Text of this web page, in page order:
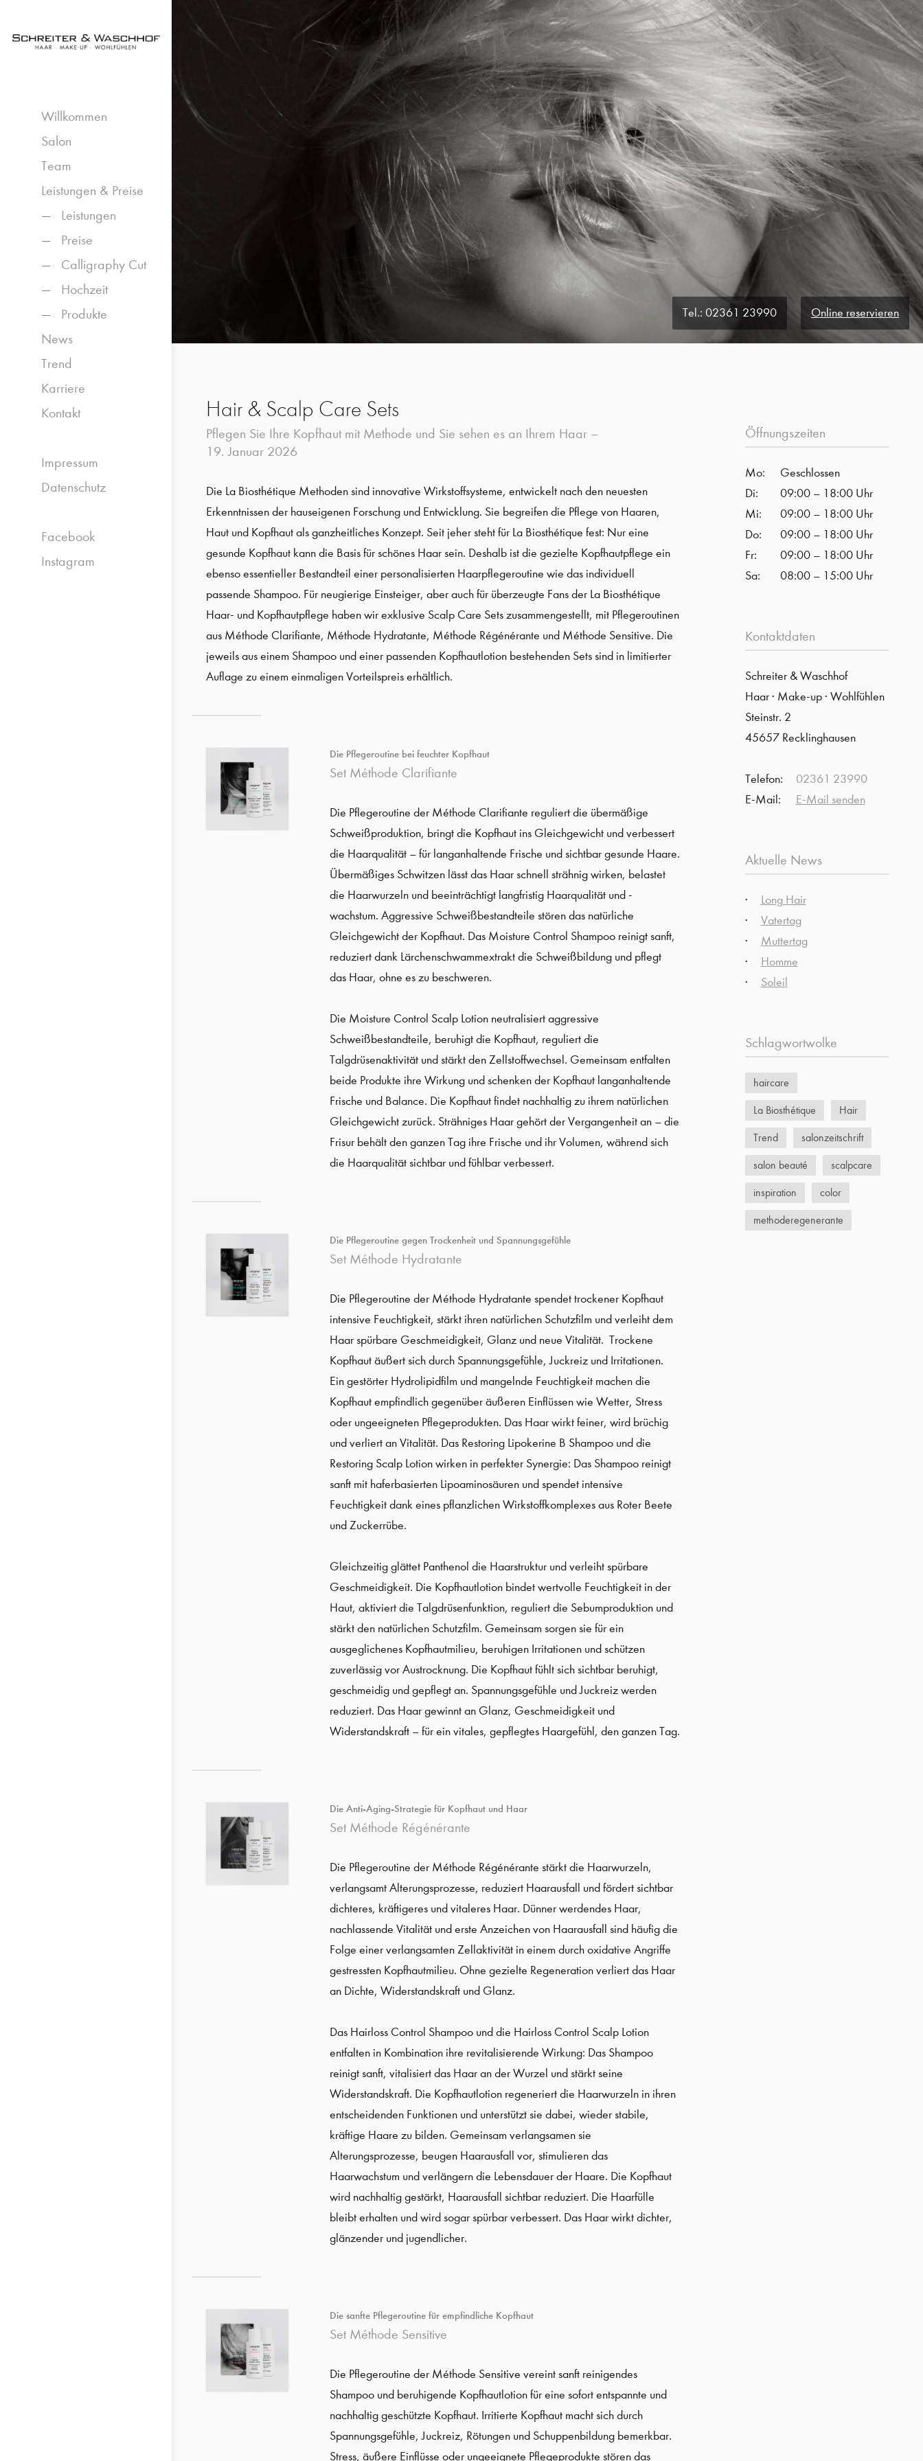
Willkommen
Salon
Team
Leistungen & Preise
Leistungen
Preise
Calligraphy Cut
Hochzeit
Produkte
News
Trend
Karriere
Kontakt
Impressum
Datenschutz
Facebook
Instagram
Tel.: 02361 23990 Online reservieren
Öffnungszeiten
Mo:
Geschlossen
Di:
09:00 – 18:00 Uhr
Mi:
09:00 – 18:00 Uhr
Do:
09:00 – 18:00 Uhr
Fr:
09:00 – 18:00 Uhr
Sa:
08:00 – 15:00 Uhr
Kontaktdaten
Schreiter & Waschhof
Haar · Make-up · Wohlfühlen
Steinstr. 2
45657 Recklinghausen
Telefon:
02361 23990
E-Mail:
E-Mail senden
Aktuelle News
Long Hair
Vatertag
Muttertag
Homme
Soleil
Schlagwortwolke
haircare
La Biosthétique Hair
Trend salonzeitschrift
salon beauté scalpcare
inspiration color
methoderegenerante
Hair & Scalp Care Sets
Pflegen Sie Ihre Kopfhaut mit Methode und Sie sehen es an Ihrem Haar –
19. Januar 2026
Die La Biosthétique Methoden sind innovative Wirkstoffsysteme, entwickelt nach den neuesten
Erkenntnissen der hauseigenen Forschung und Entwicklung. Sie begreifen die Pflege von Haaren,
Haut und Kopfhaut als ganzheitliches Konzept. Seit jeher steht für La Biosthétique fest: Nur eine
gesunde Kopfhaut kann die Basis für schönes Haar sein. Deshalb ist die gezielte Kopfhautpflege ein
ebenso essentieller Bestandteil einer personalisierten Haarpflegeroutine wie das individuell
passende Shampoo. Für neugierige Einsteiger, aber auch für überzeugte Fans der La Biosthétique
Haar- und Kopfhautpflege haben wir exklusive Scalp Care Sets zusammengestellt, mit Pflegeroutinen
aus Méthode Clarifiante, Méthode Hydratante, Méthode Régénérante und Méthode Sensitive. Die
jeweils aus einem Shampoo und einer passenden Kopfhautlotion bestehenden Sets sind in limitierter
Auflage zu einem einmaligen Vorteilspreis erhältlich.
Die Pflegeroutine bei feuchter Kopfhaut
Set Méthode Clarifiante
Die Pflegeroutine der Méthode Clarifiante reguliert die übermäßige
Schweißproduktion, bringt die Kopfhaut ins Gleichgewicht und verbessert
die Haarqualität – für langanhaltende Frische und sichtbar gesunde Haare.
Übermäßiges Schwitzen lässt das Haar schnell strähnig wirken, belastet
die Haarwurzeln und beeinträchtigt langfristig Haarqualität und -
wachstum. Aggressive Schweißbestandteile stören das natürliche
Gleichgewicht der Kopfhaut. Das Moisture Control Shampoo reinigt sanft,
reduziert dank Lärchenschwammextrakt die Schweißbildung und pflegt
das Haar, ohne es zu beschweren.
Die Moisture Control Scalp Lotion neutralisiert aggressive
Schweißbestandteile, beruhigt die Kopfhaut, reguliert die
Talgdrüsenaktivität und stärkt den Zellstoffwechsel. Gemeinsam entfalten
beide Produkte ihre Wirkung und schenken der Kopfhaut langanhaltende
Frische und Balance. Die Kopfhaut findet nachhaltig zu ihrem natürlichen
Gleichgewicht zurück. Strähniges Haar gehört der Vergangenheit an – die
Frisur behält den ganzen Tag ihre Frische und ihr Volumen, während sich
die Haarqualität sichtbar und fühlbar verbessert.
Die Pflegeroutine gegen Trockenheit und Spannungsgefühle
Set Méthode Hydratante
Die Pflegeroutine der Méthode Hydratante spendet trockener Kopfhaut
intensive Feuchtigkeit, stärkt ihren natürlichen Schutzfilm und verleiht dem
Haar spürbare Geschmeidigkeit, Glanz und neue Vitalität. Trockene
Kopfhaut äußert sich durch Spannungsgefühle, Juckreiz und Irritationen.
Ein gestörter Hydrolipidfilm und mangelnde Feuchtigkeit machen die
Kopfhaut empfindlich gegenüber äußeren Einflüssen wie Wetter, Stress
oder ungeeigneten Pflegeprodukten. Das Haar wirkt feiner, wird brüchig
und verliert an Vitalität. Das Restoring Lipokerine B Shampoo und die
Restoring Scalp Lotion wirken in perfekter Synergie: Das Shampoo reinigt
sanft mit haferbasierten Lipoaminosäuren und spendet intensive
Feuchtigkeit dank eines pflanzlichen Wirkstoffkomplexes aus Roter Beete
und Zuckerrübe.
Gleichzeitig glättet Panthenol die Haarstruktur und verleiht spürbare
Geschmeidigkeit. Die Kopfhautlotion bindet wertvolle Feuchtigkeit in der
Haut, aktiviert die Talgdrüsenfunktion, reguliert die Sebumproduktion und
stärkt den natürlichen Schutzfilm. Gemeinsam sorgen sie für ein
ausgeglichenes Kopfhautmilieu, beruhigen Irritationen und schützen
zuverlässig vor Austrocknung. Die Kopfhaut fühlt sich sichtbar beruhigt,
geschmeidig und gepflegt an. Spannungsgefühle und Juckreiz werden
reduziert. Das Haar gewinnt an Glanz, Geschmeidigkeit und
Widerstandskraft – für ein vitales, gepflegtes Haargefühl, den ganzen Tag.
Die Anti-Aging-Strategie für Kopfhaut und Haar
Set Méthode Régénérante
Die Pflegeroutine der Méthode Régénérante stärkt die Haarwurzeln,
verlangsamt Alterungsprozesse, reduziert Haarausfall und fördert sichtbar
dichteres, kräftigeres und vitaleres Haar. Dünner werdendes Haar,
nachlassende Vitalität und erste Anzeichen von Haarausfall sind häufig die
Folge einer verlangsamten Zellaktivität in einem durch oxidative Angriffe
gestressten Kopfhautmilieu. Ohne gezielte Regeneration verliert das Haar
an Dichte, Widerstandskraft und Glanz.
Das Hairloss Control Shampoo und die Hairloss Control Scalp Lotion
entfalten in Kombination ihre revitalisierende Wirkung: Das Shampoo
reinigt sanft, vitalisiert das Haar an der Wurzel und stärkt seine
Widerstandskraft. Die Kopfhautlotion regeneriert die Haarwurzeln in ihren
entscheidenden Funktionen und unterstützt sie dabei, wieder stabile,
kräftige Haare zu bilden. Gemeinsam verlangsamen sie
Alterungsprozesse, beugen Haarausfall vor, stimulieren das
Haarwachstum und verlängern die Lebensdauer der Haare. Die Kopfhaut
wird nachhaltig gestärkt, Haarausfall sichtbar reduziert. Die Haarfülle
bleibt erhalten und wird sogar spürbar verbessert. Das Haar wirkt dichter,
glänzender und jugendlicher.
Die sanfte Pflegeroutine für empfindliche Kopfhaut
Set Méthode Sensitive
Die Pflegeroutine der Méthode Sensitive vereint sanft reinigendes
Shampoo und beruhigende Kopfhautlotion für eine sofort entspannte und
nachhaltig geschützte Kopfhaut. Irritierte Kopfhaut macht sich durch
Spannungsgefühle, Juckreiz, Rötungen und Schuppenbildung bemerkbar.
Stress, äußere Einflüsse oder ungeeignete Pflegeprodukte stören das